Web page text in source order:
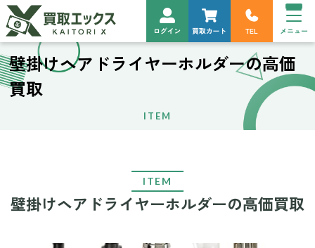
壁掛けヘアドライヤーホルダーの高価
買取
ITEM
ITEM
壁掛けヘアドライヤーホルダーの高価買取